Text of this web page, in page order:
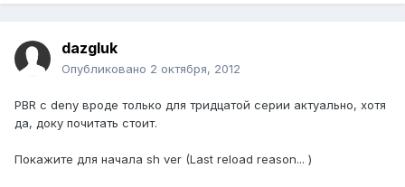
dazgluk
Опубликовано 2 октября, 2012
PBR с deny вроде только для тридцатой серии актуально, хотя
да, доку почитать стоит.
Покажите для начала sh ver (Last reload reason... )